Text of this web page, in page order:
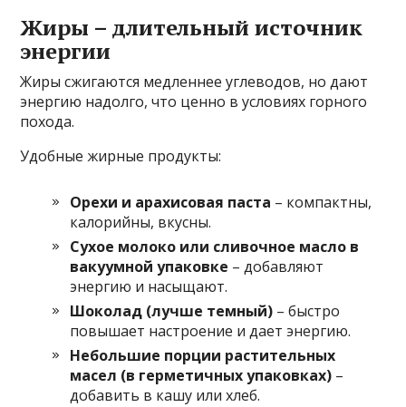
Жиры – длительный источник
энергии
Жиры сжигаются медленнее углеводов, но дают
энергию надолго, что ценно в условиях горного
похода.
Удобные жирные продукты:
Орехи и арахисовая паста – компактны,
калорийны, вкусны.
Сухое молоко или сливочное масло в
вакуумной упаковке – добавляют
энергию и насыщают.
Шоколад (лучше темный) – быстро
повышает настроение и дает энергию.
Небольшие порции растительных
масел (в герметичных упаковках) –
добавить в кашу или хлеб.